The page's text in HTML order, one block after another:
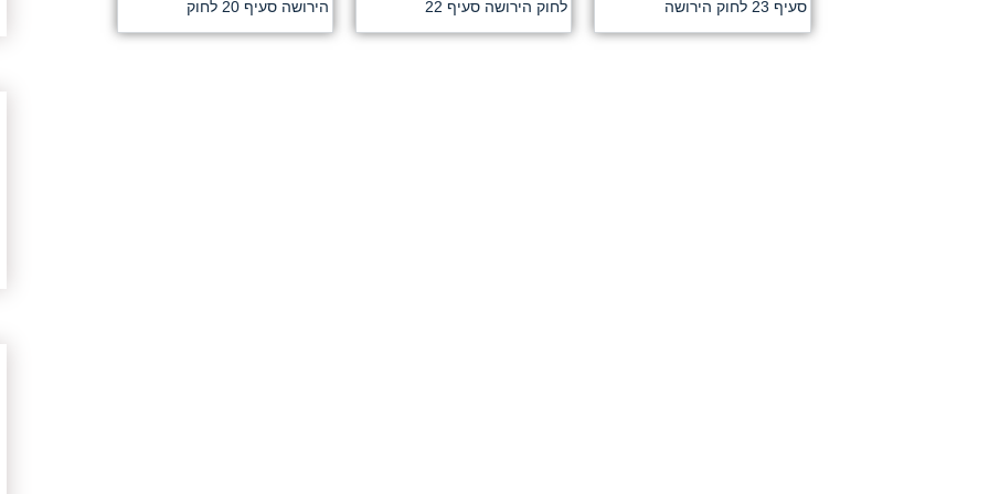
סעיף 23 לחוק הירושה
לחוק הירושה סעיף 22
הירושה סעיף 20 לחוק